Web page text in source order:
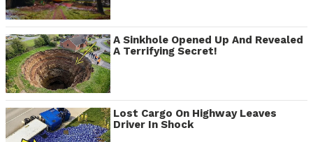
A Sinkhole Opened Up And Revealed
A Terrifying Secret!
Lost Cargo On Highway Leaves
Driver In Shock